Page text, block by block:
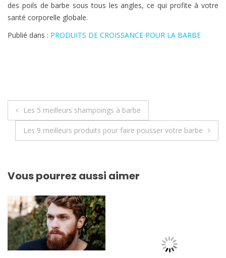
des poils de barbe sous tous les angles, ce qui profite à votre
santé corporelle globale.
Publié dans : PRODUITS DE CROISSANCE POUR LA BARBE
Navigation
de
Les 5 meilleurs shampoings à barbe
Les 9 meilleurs produits pour faire pousser votre barbe
Vous pourrez aussi aimer